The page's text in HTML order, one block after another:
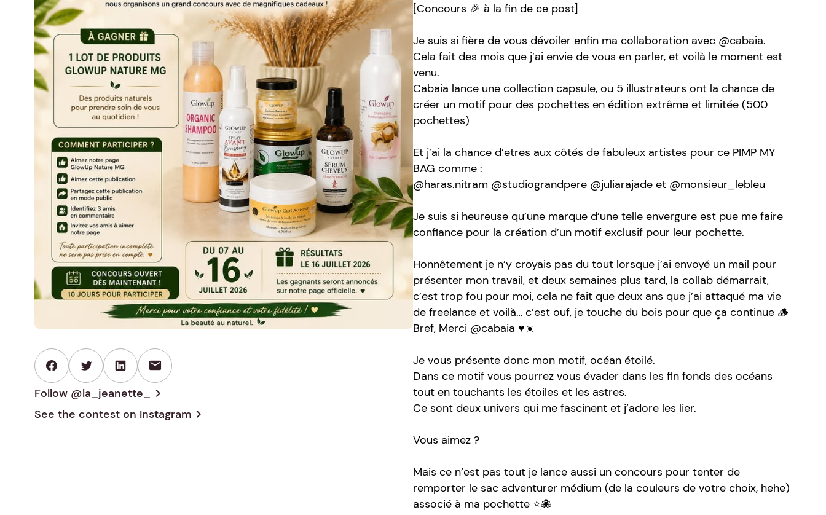
mail
Follow @la_jeanette_ chevron_right
See the contest on Instagram chevron_right
[Concours 🎉 à la fin de ce post]
Je suis si fière de vous dévoiler enfin ma collaboration avec @cabaia.
Cela fait des mois que j’ai envie de vous en parler, et voilà le moment est
venu.
Cabaia lance une collection capsule, ou 5 illustrateurs ont la chance de
créer un motif pour des pochettes en édition extrême et limitée (500
pochettes)
Et j’ai la chance d’etres aux côtés de fabuleux artistes pour ce PIMP MY
BAG comme :
@haras.nitram @studiograndpere @juliarajade et @monsieur_lebleu
Je suis si heureuse qu’une marque d’une telle envergure est pue me faire
confiance pour la création d’un motif exclusif pour leur pochette.
Honnêtement je n’y croyais pas du tout lorsque j’ai envoyé un mail pour
présenter mon travail, et deux semaines plus tard, la collab démarrait,
c’est trop fou pour moi, cela ne fait que deux ans que j’ai attaqué ma vie
de freelance et voilà… c’est ouf, je touche du bois pour que ça continue 🪵
Bref, Merci @cabaia ♥️☀️
Je vous présente donc mon motif, océan étoilé.
Dans ce motif vous pourrez vous évader dans les fin fonds des océans
tout en touchants les étoiles et les astres.
Ce sont deux univers qui me fascinent et j’adore les lier.
Vous aimez ?
Mais ce n’est pas tout je lance aussi un concours pour tenter de
remporter le sac adventurer médium (de la couleurs de votre choix, hehe)
associé à ma pochette ⭐️🐙